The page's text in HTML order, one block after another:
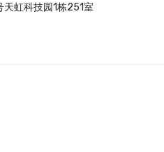
虹科技园1栋251室